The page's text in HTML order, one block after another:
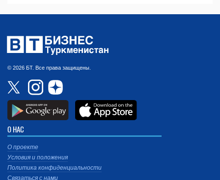
© 2026 БТ. Все права защищены.
О НАС
О проекте
Условия и положения
Политика конфиденциальности
Связаться с нами